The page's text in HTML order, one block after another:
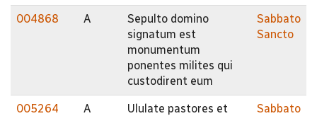
004868 A
Sepulto domino
signatum est
monumentum
ponentes milites qui
custodirent eum
Sabbato
Sancto
005264 A
Ululate pastores et
Sabbato